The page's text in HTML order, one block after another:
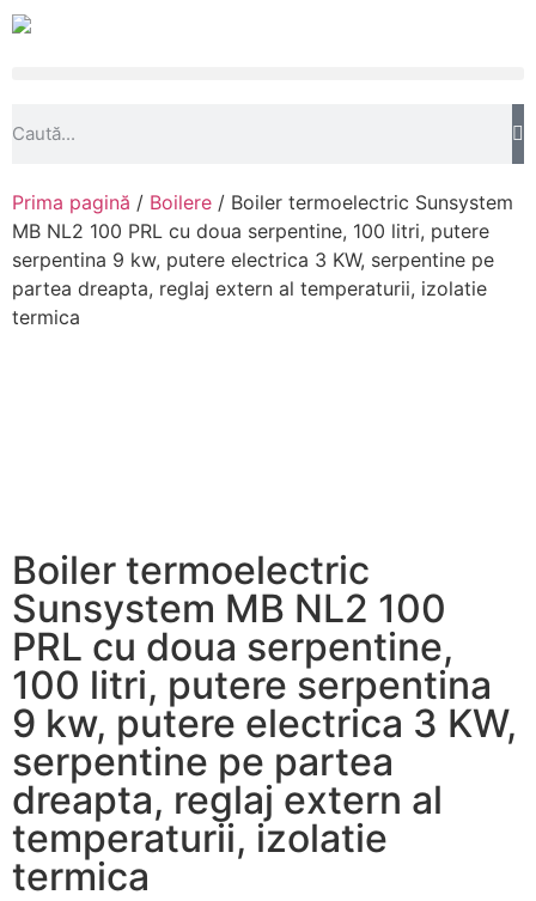
Prima pagină / Boilere / Boiler termoelectric Sunsystem
MB NL2 100 PRL cu doua serpentine, 100 litri, putere
serpentina 9 kw, putere electrica 3 KW, serpentine pe
partea dreapta, reglaj extern al temperaturii, izolatie
termica
Boiler termoelectric
Sunsystem MB NL2 100
PRL cu doua serpentine,
100 litri, putere serpentina
9 kw, putere electrica 3 KW,
serpentine pe partea
dreapta, reglaj extern al
temperaturii, izolatie
termica